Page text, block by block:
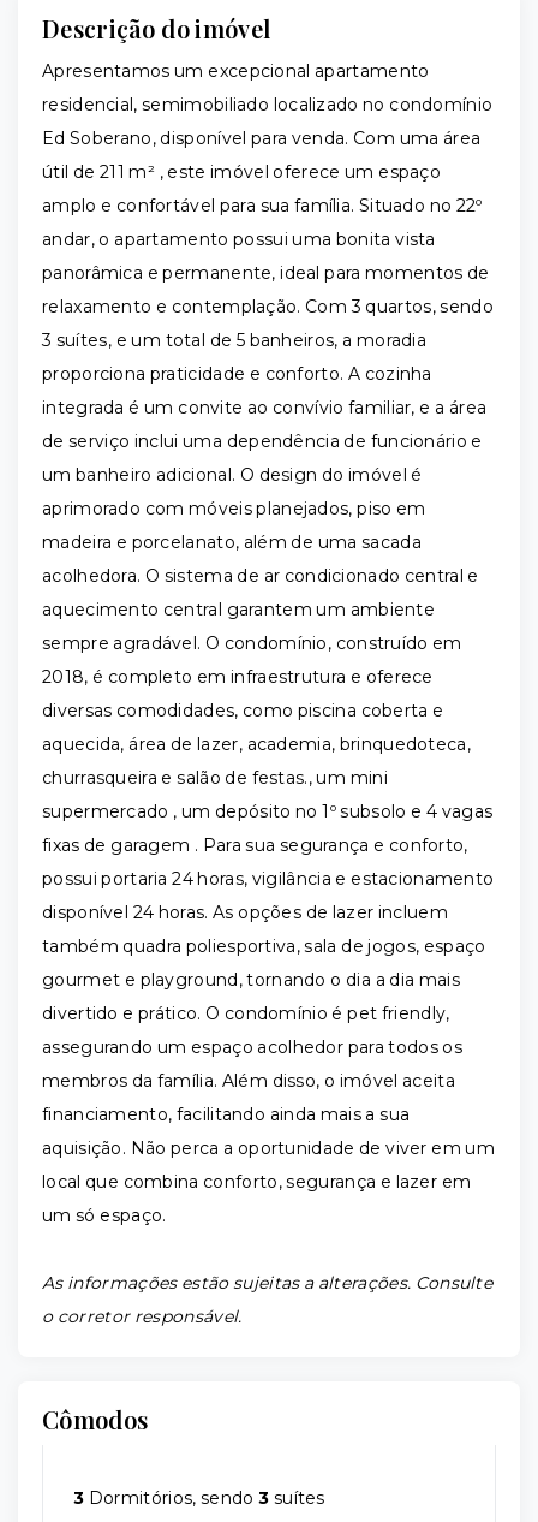
Descrição do imóvel
Apresentamos um excepcional apartamento
residencial, semimobiliado localizado no condomínio
Ed Soberano, disponível para venda. Com uma área
útil de 211 m² , este imóvel oferece um espaço
amplo e confortável para sua família. Situado no 22º
andar, o apartamento possui uma bonita vista
panorâmica e permanente, ideal para momentos de
relaxamento e contemplação. Com 3 quartos, sendo
3 suítes, e um total de 5 banheiros, a moradia
proporciona praticidade e conforto. A cozinha
integrada é um convite ao convívio familiar, e a área
de serviço inclui uma dependência de funcionário e
um banheiro adicional. O design do imóvel é
aprimorado com móveis planejados, piso em
madeira e porcelanato, além de uma sacada
acolhedora. O sistema de ar condicionado central e
aquecimento central garantem um ambiente
sempre agradável. O condomínio, construído em
2018, é completo em infraestrutura e oferece
diversas comodidades, como piscina coberta e
aquecida, área de lazer, academia, brinquedoteca,
churrasqueira e salão de festas., um mini
supermercado , um depósito no 1º subsolo e 4 vagas
fixas de garagem . Para sua segurança e conforto,
possui portaria 24 horas, vigilância e estacionamento
disponível 24 horas. As opções de lazer incluem
também quadra poliesportiva, sala de jogos, espaço
gourmet e playground, tornando o dia a dia mais
divertido e prático. O condomínio é pet friendly,
assegurando um espaço acolhedor para todos os
membros da família. Além disso, o imóvel aceita
financiamento, facilitando ainda mais a sua
aquisição. Não perca a oportunidade de viver em um
local que combina conforto, segurança e lazer em
um só espaço.
As informações estão sujeitas a alterações. Consulte
o corretor responsável.
Cômodos
3 Dormitórios, sendo3 suítes